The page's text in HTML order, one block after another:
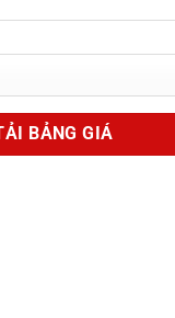
LIỆU